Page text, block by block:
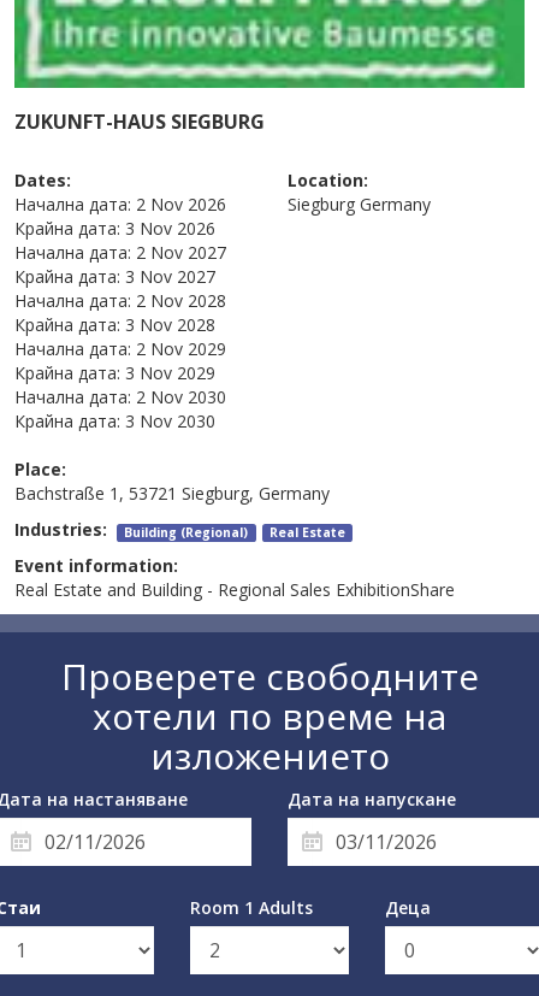
ZUKUNFT-HAUS SIEGBURG
Dates:
Начална дата: 2 Nov 2026
Крайна дата: 3 Nov 2026
Начална дата: 2 Nov 2027
Крайна дата: 3 Nov 2027
Начална дата: 2 Nov 2028
Крайна дата: 3 Nov 2028
Начална дата: 2 Nov 2029
Крайна дата: 3 Nov 2029
Начална дата: 2 Nov 2030
Крайна дата: 3 Nov 2030
Location:
Siegburg Germany
Place:
Bachstraße 1, 53721 Siegburg, Germany
Industries: Building (Regional) Real Estate
Event information:
Real Estate and Building - Regional Sales ExhibitionShare
Проверете свободните
хотели по време на
изложението
на настаняване Дата на напускане
Room 1 Adults Деца